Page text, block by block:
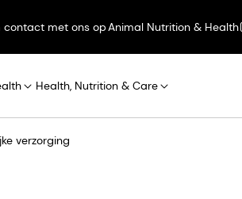
contact met ons opAnimal Nutrition & Health
Health, Nutrition & Care
verzorging